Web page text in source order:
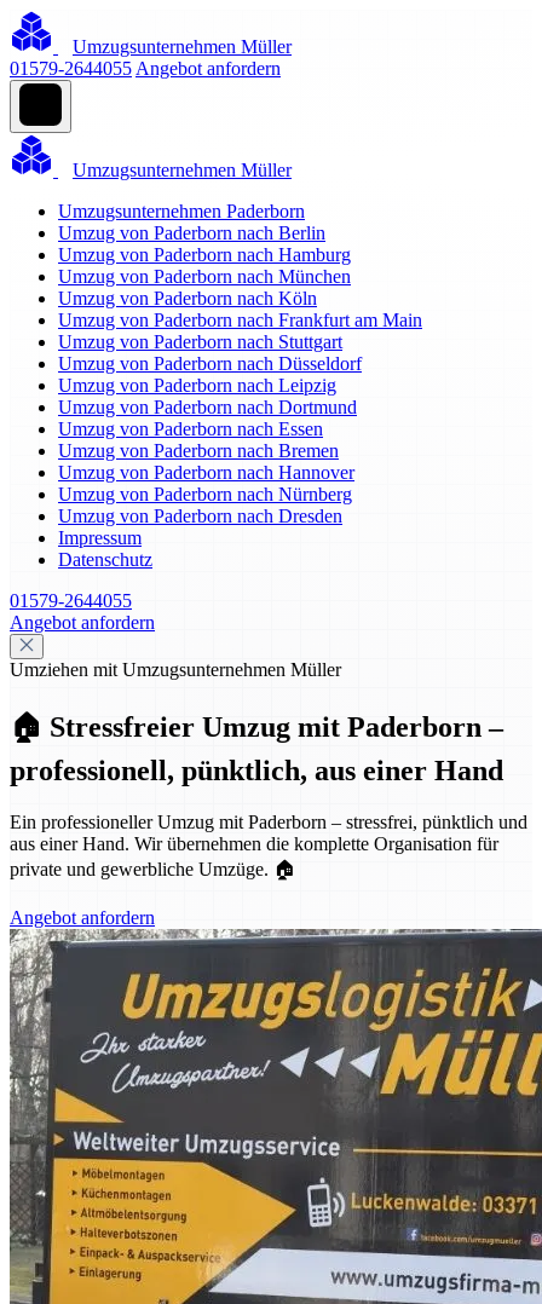
Umzugsunternehmen Müller
01579-2644055 Angebot anfordern
Umzugsunternehmen Müller
Umzugsunternehmen Paderborn
Umzug von Paderborn nach Berlin
Umzug von Paderborn nach Hamburg
Umzug von Paderborn nach München
Umzug von Paderborn nach Köln
Umzug von Paderborn nach Frankfurt am Main
Umzug von Paderborn nach Stuttgart
Umzug von Paderborn nach Düsseldorf
Umzug von Paderborn nach Leipzig
Umzug von Paderborn nach Dortmund
Umzug von Paderborn nach Essen
Umzug von Paderborn nach Bremen
Umzug von Paderborn nach Hannover
Umzug von Paderborn nach Nürnberg
Umzug von Paderborn nach Dresden
Impressum
Datenschutz
01579-2644055
Angebot anfordern
Umziehen mit Umzugsunternehmen Müller
🏠 Stressfreier Umzug mit Paderborn –
professionell, pünktlich, aus einer Hand
Ein professioneller Umzug mit Paderborn – stressfrei, pünktlich und
aus einer Hand. Wir übernehmen die komplette Organisation für
private und gewerbliche Umzüge. 🏠
Angebot anfordern